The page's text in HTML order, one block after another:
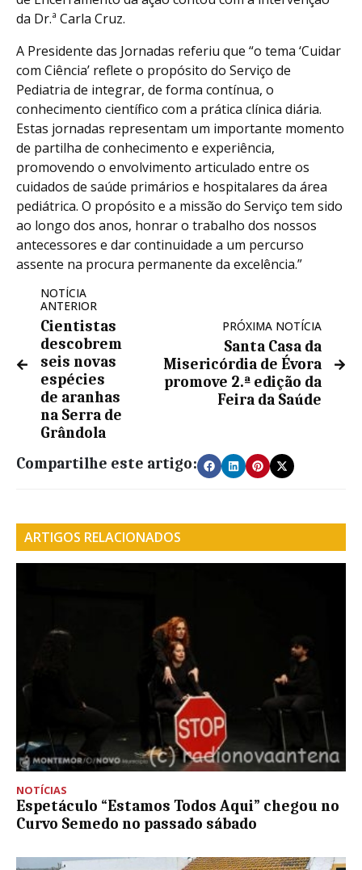
da Dr.ª Carla Cruz.
A Presidente das Jornadas referiu que “o tema ‘Cuidar
com Ciência’ reflete o propósito do Serviço de
Pediatria de integrar, de forma contínua, o
conhecimento científico com a prática clínica diária.
Estas jornadas representam um importante momento
de partilha de conhecimento e experiência,
promovendo o envolvimento articulado entre os
cuidados de saúde primários e hospitalares da área
pediátrica. O propósito e a missão do Serviço tem sido
ao longo dos anos, honrar o trabalho dos nossos
antecessores e dar continuidade a um percurso
assente na procura permanente da excelência.”
NOTÍCIA
ANTERIOR
Cientistas
descobrem
seis novas
espécies
de aranhas
na Serra de
Grândola
PRÓXIMA NOTÍCIA
Santa Casa da
Misericórdia de Évora
promove 2.ª edição da
Feira da Saúde
Compartilhe este artigo:
ARTIGOS RELACIONADOS
NOTÍCIAS
Espetáculo “Estamos Todos Aqui” chegou no
Curvo Semedo no passado sábado